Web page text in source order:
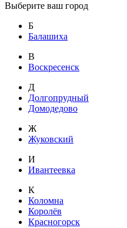
Выберите ваш город
Б
Балашиха
В
Воскресенск
Д
Долгопрудный
Домодедово
Ж
Жуковский
И
Ивантеевка
К
Коломна
Королёв
Красногорск